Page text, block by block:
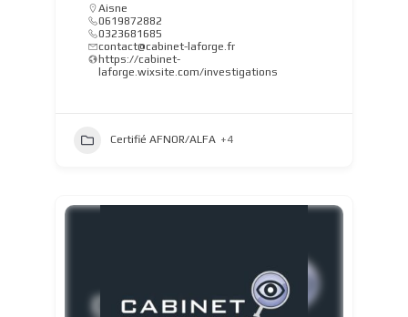
Aisne
0619872882
0323681685
contact@cabinet-laforge.fr
https://cabinet-
laforge.wixsite.com/investigations
Certifié AFNOR/ALFA +4